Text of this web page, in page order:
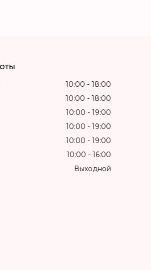
10:00
18:00
10:00
18:00
10:00
19:00
10:00
19:00
10:00
19:00
10:00
16:00
Выходной